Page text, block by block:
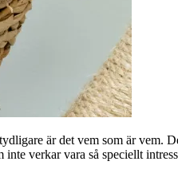
är det vem som är vem.
verkar vara så speciellt